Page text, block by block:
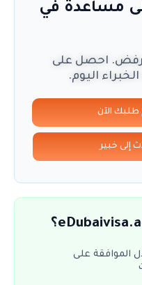
مساعدة في
احصل على
اليوم.
طلبك الآن
إلى خبير
الموافقة على